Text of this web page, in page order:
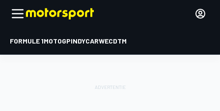
FORMULE 1MOTOGPINDYCARWECDTM